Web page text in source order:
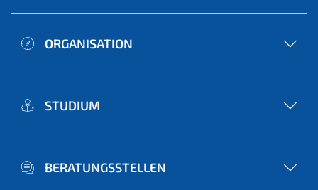
ORGANISATION
STUDIUM
BERATUNGSSTELLEN